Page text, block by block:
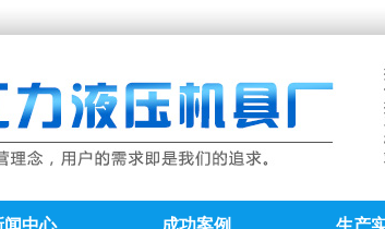
闻中心 成功案例 生产